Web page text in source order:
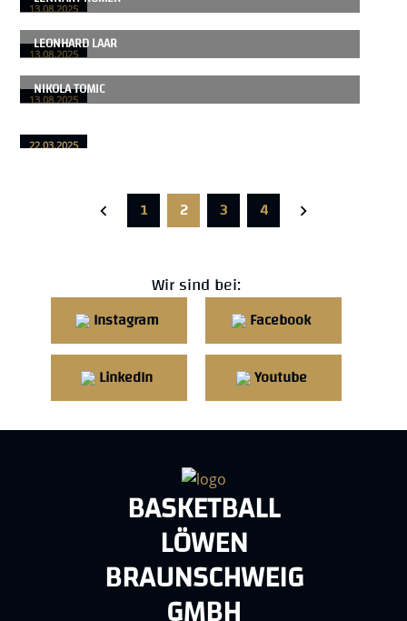
13.08.2025
13.08.2025
13.08.2025
LEONHARD LAAR
22.03.2025
NIKOLA TOMIC
1 2 3 4
Wir sind bei:
Instagram Facebook
LinkedIn Youtube
BASKETBALL
LÖWEN
BRAUNSCHWEIG